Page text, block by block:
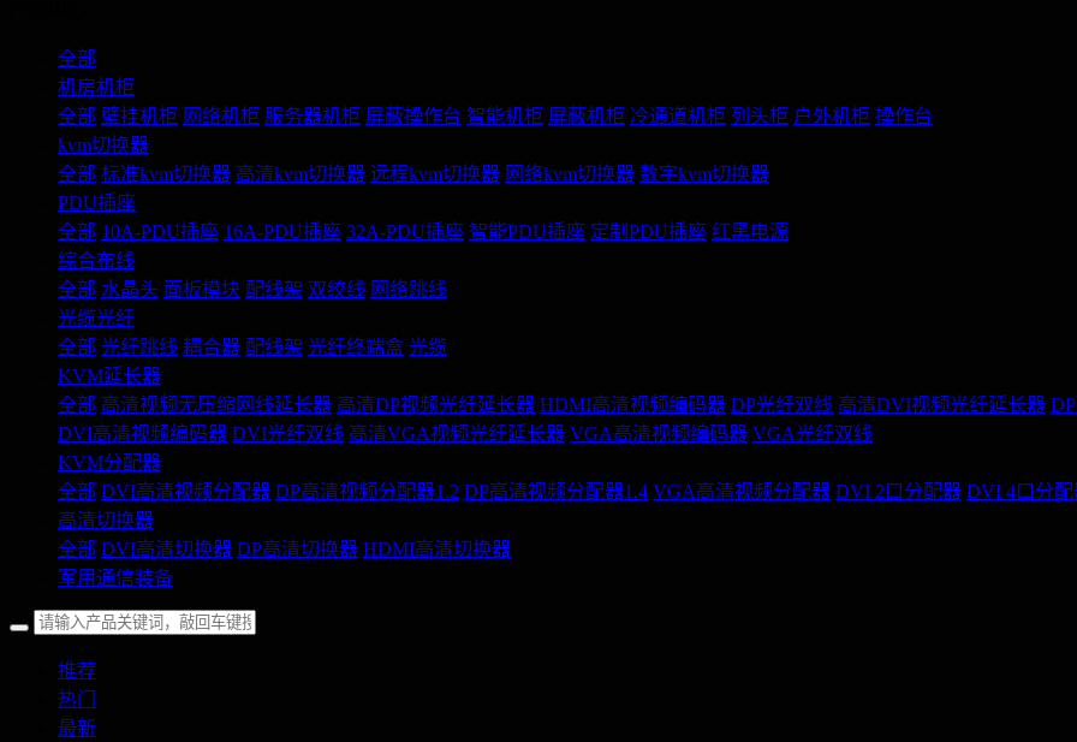
全部
机房机柜
全部 壁挂机柜 网络机柜 服务器机柜 屏蔽操作台 智能机柜 屏蔽机柜 冷通道机柜 列头柜 户外机柜 操作台
kvm切换器
全部 标准kvm切换器 高清kvm切换器 远程kvm切换器 网络kvm切换器 数字kvm切换器
PDU插座
全部 10A-PDU插座 16A-PDU插座 32A-PDU插座 智能PDU插座 定制PDU插座 红黑电源
综合布线
全部 水晶头 面板模块 配线架 双绞线 网络跳线
光缆光纤
全部 光纤跳线 耦合器 配线架 光纤终端盒 光缆
KVM延长器
全部 高清视频无压缩网线延长器 高清DP视频光纤延长器 HDMI高清视频编码器 DP光纤双线 高清DVI视频光纤延长器
DVI高清视频编码器 DVI光纤双线 高清VGA视频光纤延长器 VGA高清视频编码器 VGA光纤双线
KVM分配器
全部 DVI高清视频分配器 DP高清视频分配器1.2 DP高清视频分配器1.4 VGA高清视频分配器 DVI 2口分配器 DVI 4口分配
高清切换器
全部 DVI高清切换器 DP高清切换器 HDMI高清切换器
军用通信装备
推荐
热门
最新